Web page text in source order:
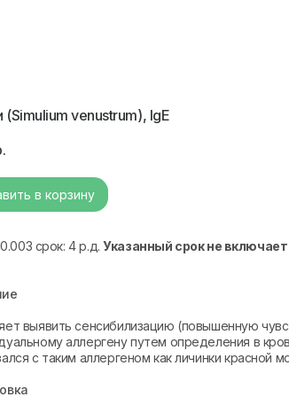
venustrum), IgE
в корзину
срок: 4 р.д.Указанный срок не
выявить сенсибилизацию (повышенную
аллергену путем определения в
с таким аллергеном как личинки красной